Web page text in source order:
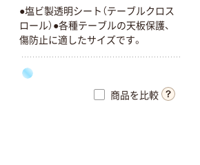
●塩ビ製透明シート（テーブルクロス
ロール）●各種テーブルの天板保護、
傷防止に適したサイズです。
商品を比較